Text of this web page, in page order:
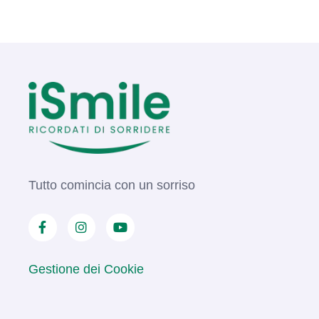
Tutto comincia con un sorriso
Gestione dei Cookie